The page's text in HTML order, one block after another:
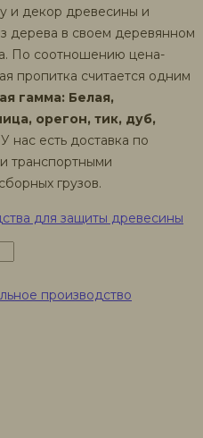
и декор древесины и
дерева в своем деревянном
По соотношению цена-
пропитка считается одним
гамма: Белая,
орегон, тик, дуб,
У нас есть доставка по
транспортными
грузов.
для защиты древесины
производство